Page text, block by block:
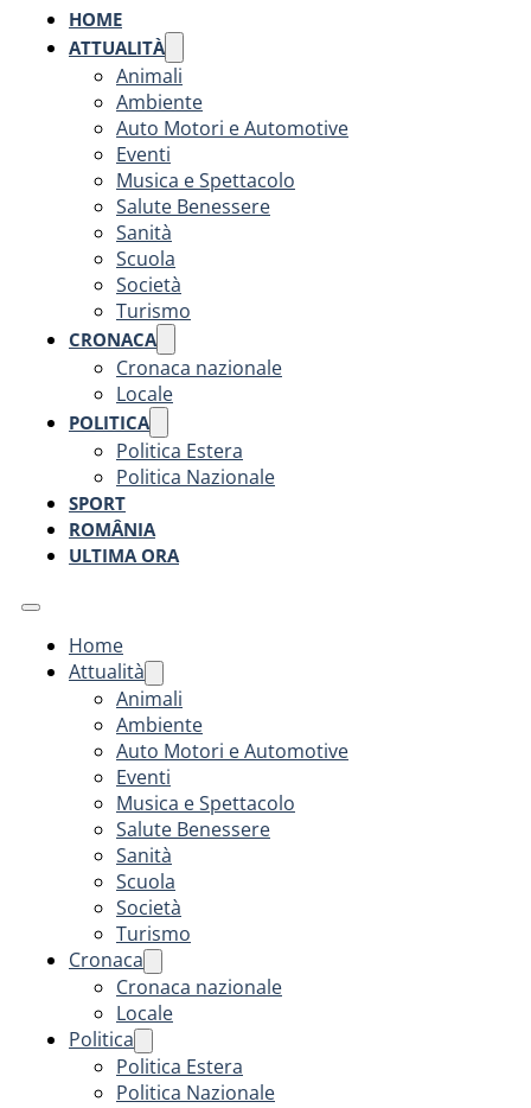
HOME
ATTUALITÀ
Animali
Ambiente
Auto Motori e Automotive
Eventi
Musica e Spettacolo
Salute Benessere
Sanità
Scuola
Società
Turismo
CRONACA
Cronaca nazionale
Locale
POLITICA
Politica Estera
Politica Nazionale
SPORT
ROMÂNIA
ULTIMA ORA
Home
Attualità
Animali
Ambiente
Auto Motori e Automotive
Eventi
Musica e Spettacolo
Salute Benessere
Sanità
Scuola
Società
Turismo
Cronaca
Cronaca nazionale
Locale
Politica
Politica Estera
Politica Nazionale